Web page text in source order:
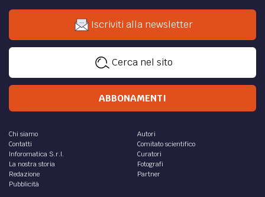
Iscriviti alla newsletter
Cerca nel sito
ABBONAMENTI
Chi siamo
Contatti
Inforomatica S.r.l.
La nostra storia
Redazione
Pubblicità
Autori
Comitato scientifico
Curatori
Fotografi
Partner